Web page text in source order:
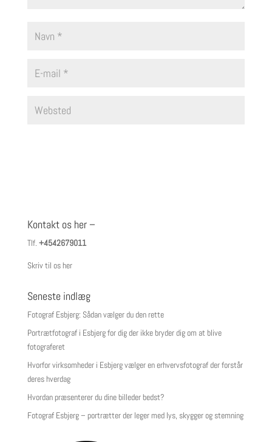
Kontakt os her –
Tlf. +4542679011
Skriv til os her
Seneste indlæg
Fotograf Esbjerg: Sådan vælger du den rette
Portrætfotograf i Esbjerg for dig der ikke bryder dig om at blive
fotograferet
Hvorfor virksomheder i Esbjerg vælger en erhvervsfotograf der forstår
deres hverdag
Hvordan præsenterer du dine billeder bedst?
Fotograf Esbjerg – portrætter der leger med lys, skygger og stemning